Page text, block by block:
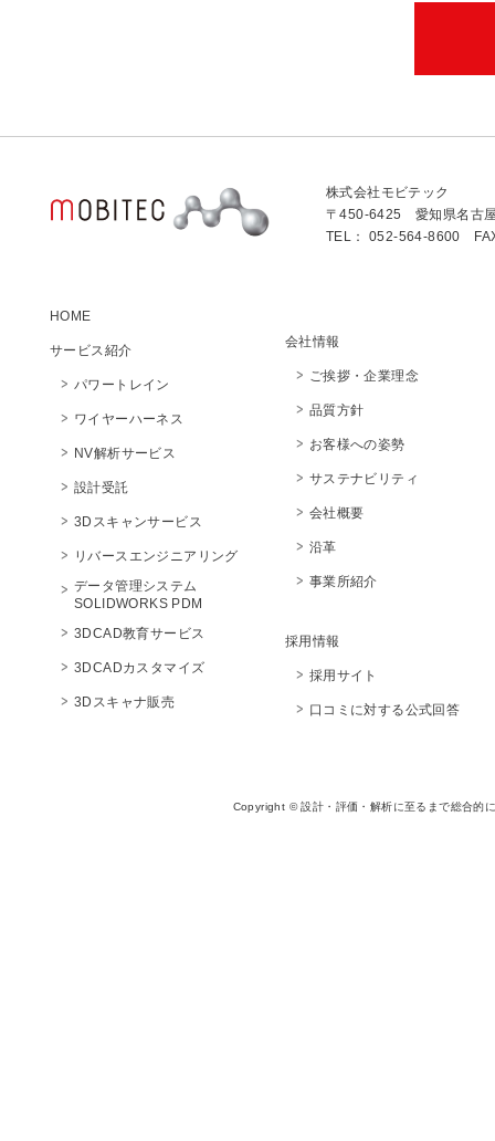
株式会社モビテック
〒450-6425 愛知県名古
TEL： 052-564-8600
HOME
サービス紹介
パワートレイン
ワイヤーハーネス
NV解析サービス
設計受託
3Dスキャンサービス
リバースエンジニアリング
データ管理システム
SOLIDWORKS PDM
3DCAD教育サービス
3DCADカスタマイズ
3Dスキャナ販売
会社情報
ご挨拶・企業理念
品質方針
お客様への姿勢
サステナビリティ
会社概要
沿革
事業所紹介
採用情報
採用サイト
口コミに対する公式回答
Copyright © 設計・評価・解析に至るまで総合的